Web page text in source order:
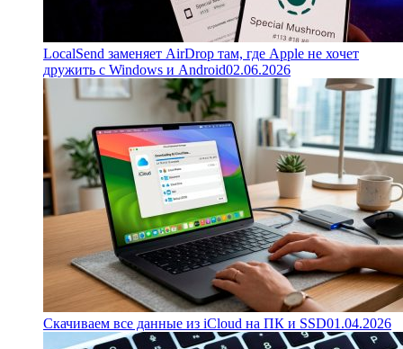
LocalSend заменяет AirDrop там, где Apple не хочет
дружить с Windows и Android02.06.2026
Скачиваем все данные из iCloud на ПК и SSD01.04.2026